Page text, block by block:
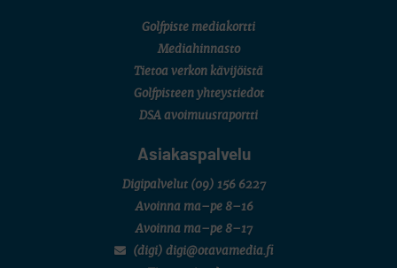
Golfpiste mediakortti
Mediahinnasto
Tietoa verkon kävijöistä
Golfpisteen yhteystiedot
DSA avoimuusraportti
Asiakaspalvelu
Digipalvelut (09) 156 6227
Avoinna ma–pe 8–16
Avoinna ma–pe 8–17
(digi) digi@otavamedia.fi